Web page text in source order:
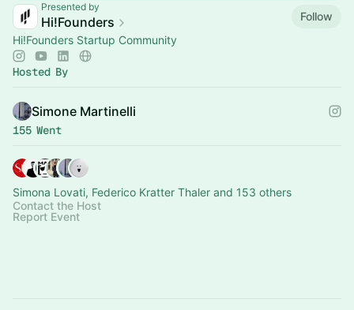
Presented by
Hi!Founders
Follow
Hi!Founders Startup Community
Hosted By
Simone Martinelli
155 Went
Simona Lovati, Federico Kratter Thaler and 153 others
Contact the Host
Report Event